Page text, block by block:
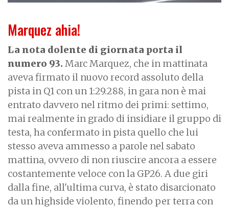
Marquez ahia!
La nota dolente di giornata porta il
numero 93. Marc Marquez, che in mattinata
aveva firmato il nuovo record assoluto della
pista in Q1 con un 1:29.288, in gara non è mai
entrato davvero nel ritmo dei primi: settimo,
mai realmente in grado di insidiare il gruppo di
testa, ha confermato in pista quello che lui
stesso aveva ammesso a parole nel sabato
mattina, ovvero di non riuscire ancora a essere
costantemente veloce con la GP26. A due giri
dalla fine, all'ultima curva, è stato disarcionato
da un highside violento, finendo per terra con